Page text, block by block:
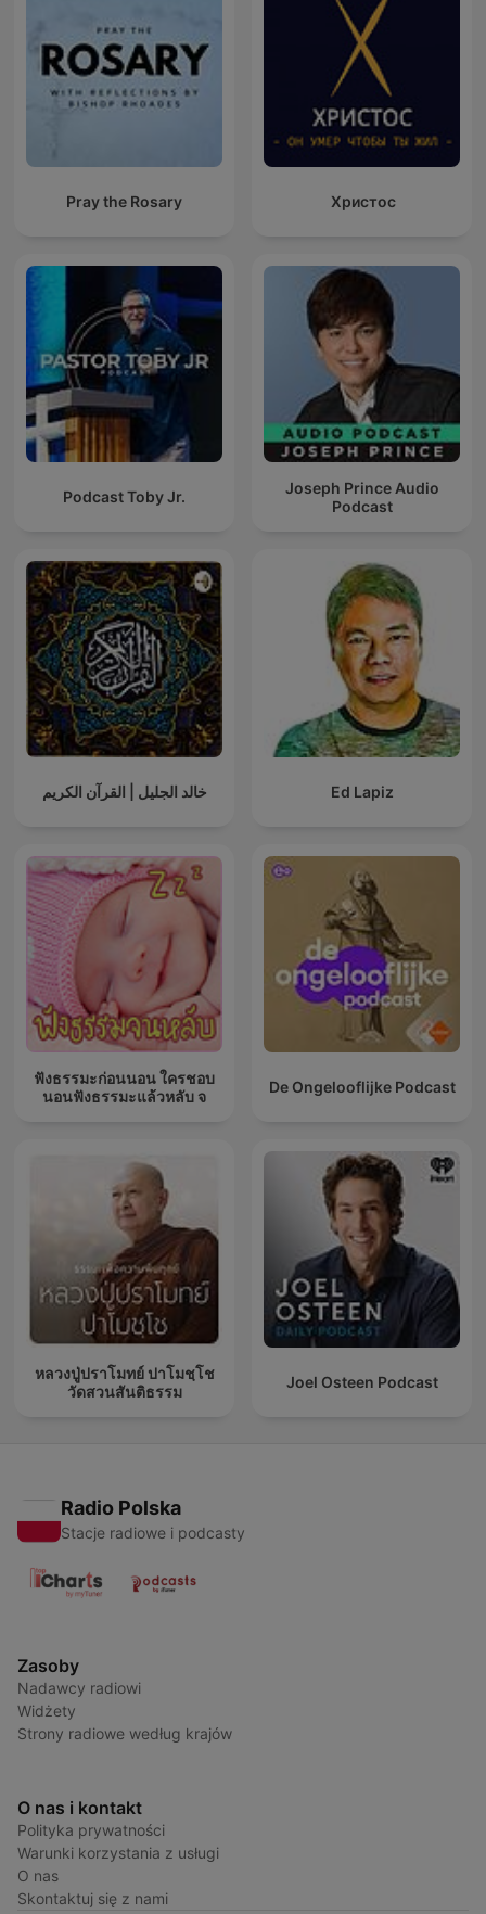
Pray the Rosary Христос
Podcast Toby Jr.
Joseph Prince Audio
Podcast
خالد الجليل | القرآن الكريم Ed Lapiz
ฟังธรรมะก่อนนอน ใครชอบ
นอนฟังธรรมะแล้วหลับ จ
De Ongelooflijke Podcast
หลวงปู่ปราโมทย์ ปาโมชฺโช
วัดสวนสันติธรรม
Joel Osteen Podcast
Radio Polska
Stacje radiowe i podcasty
Zasoby
Nadawcy radiowi
Widżety
Strony radiowe według krajów
O nas i kontakt
Polityka prywatności
Warunki korzystania z usługi
O nas
Skontaktuj się z nami